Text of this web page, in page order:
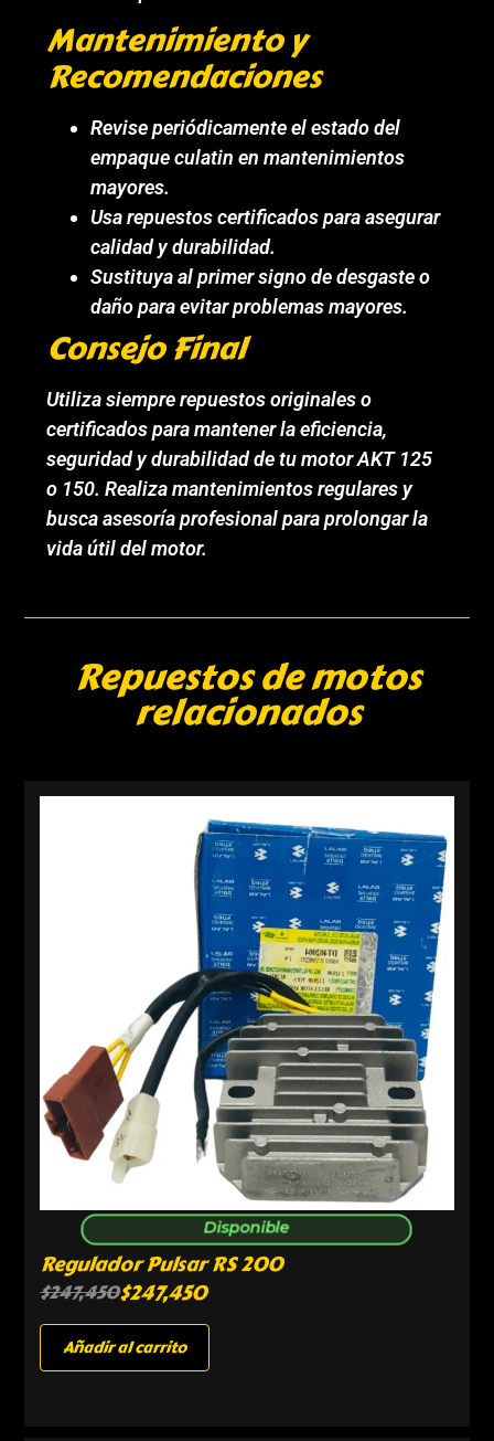
Mantenimiento y
Recomendaciones
Revise periódicamente el estado del
empaque culatin en mantenimientos
mayores.
Usa repuestos certificados para asegurar
calidad y durabilidad.
Sustituya al primer signo de desgaste o
daño para evitar problemas mayores.
Consejo Final
Utiliza siempre repuestos originales o
certificados para mantener la eficiencia,
seguridad y durabilidad de tu motor AKT 125
o 150. Realiza mantenimientos regulares y
busca asesoría profesional para prolongar la
vida útil del motor.
Repuestos de motos
relacionados
Disponible
Regulador Pulsar RS 200
$247,450$247,450
Añadir al carrito